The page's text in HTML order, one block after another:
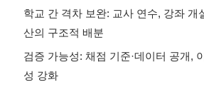
학교 간 격차 보완: 교사 연수, 강좌 개
산의 구조적 배분
검증 가능성: 채점 기준·데이터 공개,
성 강화